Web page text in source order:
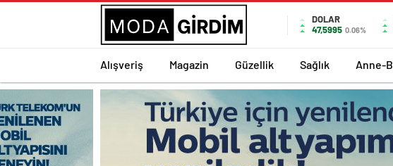
DOLAR
47,5995 0.06%
Alışveriş Magazin Güzellik Sağlık Anne-